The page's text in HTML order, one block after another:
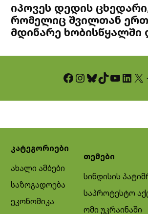
იპოვეს დედის
რომელიც შვილთან
მდინარე ხობისწყალში
Facebook InstagramBluesky TikTok YouTube LinkedIn X
კატეგორიები
ახალი ამბები
საზოგადოება
ეკონომიკა
თემები
სინდისის
საპროტესტო
ომი უკრაინაში